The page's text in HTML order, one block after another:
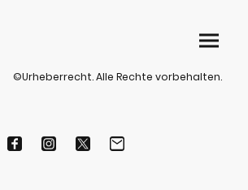
©Urheberrecht. Alle Rechte vorbehalten.